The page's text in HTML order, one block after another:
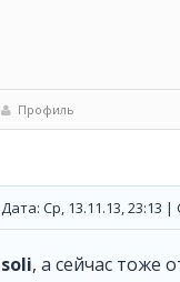
Профиль
Дата: Ср, 13.11.13, 23:13
soli, а сейчас тоже